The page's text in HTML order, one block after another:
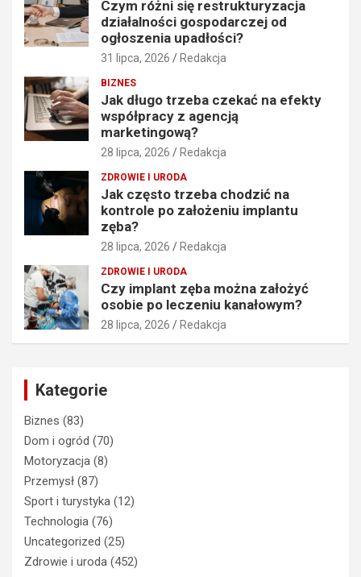
Czym różni się restrukturyzacja
działalności gospodarczej od
ogłoszenia upadłości?
31 lipca, 2026 Redakcja
BIZNES
Jak długo trzeba czekać na efekty
współpracy z agencją
marketingową?
28 lipca, 2026 Redakcja
ZDROWIE I URODA
Jak często trzeba chodzić na
kontrole po założeniu implantu
zęba?
28 lipca, 2026 Redakcja
ZDROWIE I URODA
Czy implant zęba można założyć
osobie po leczeniu kanałowym?
28 lipca, 2026 Redakcja
Kategorie
Biznes (83)
Dom i ogród (70)
Motoryzacja (8)
Przemysł (87)
Sport i turystyka (12)
Technologia (76)
Uncategorized (25)
Zdrowie i uroda (452)